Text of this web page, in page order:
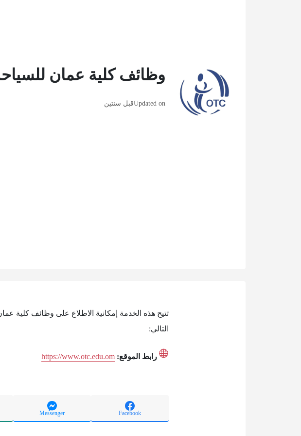
وظائف كلية عمان
Updated onقبل سنتين
تتيح هذه الخدمة إمكانية الاطلاع على وظائف كلية
التالي:
رابط الموقع: https://www.otc.edu.om
Facebook
Messenger